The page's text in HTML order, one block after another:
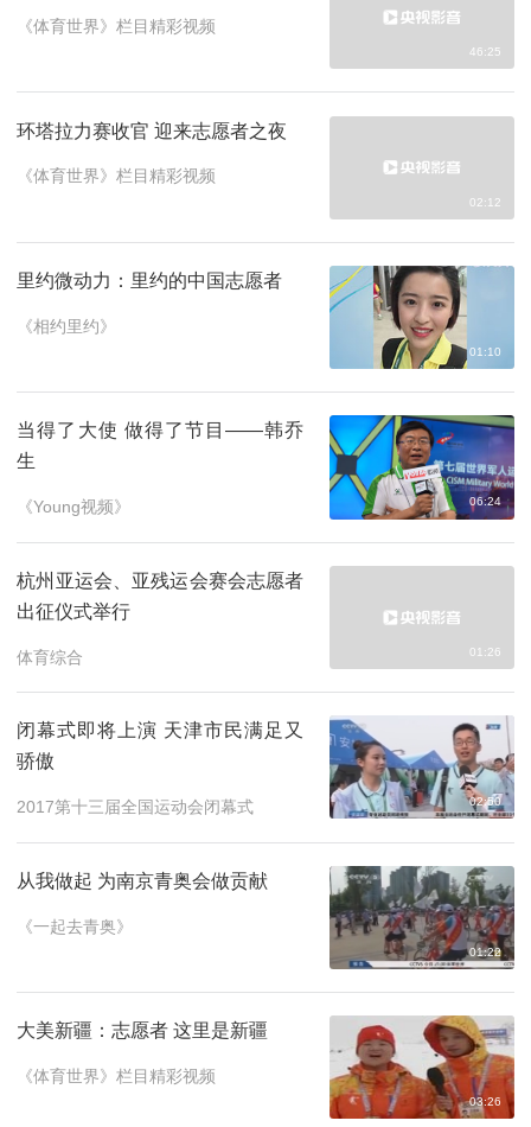
《体育世界》栏目精彩视频
46:25
环塔拉力赛收官 迎来志愿者之夜
《体育世界》栏目精彩视频
02:12
里约微动力：里约的中国志愿者
《相约里约》
01:10
当得了大使 做得了节目——韩乔
生
《Young视频》 06:24
杭州亚运会、亚残运会赛会志愿者
出征仪式举行
体育综合 01:26
闭幕式即将上演 天津市民满足又
骄傲
2017第十三届全国运动会闭幕式 02:50
从我做起 为南京青奥会做贡献
《一起去青奥》
01:22
大美新疆：志愿者 这里是新疆
《体育世界》栏目精彩视频
03:26